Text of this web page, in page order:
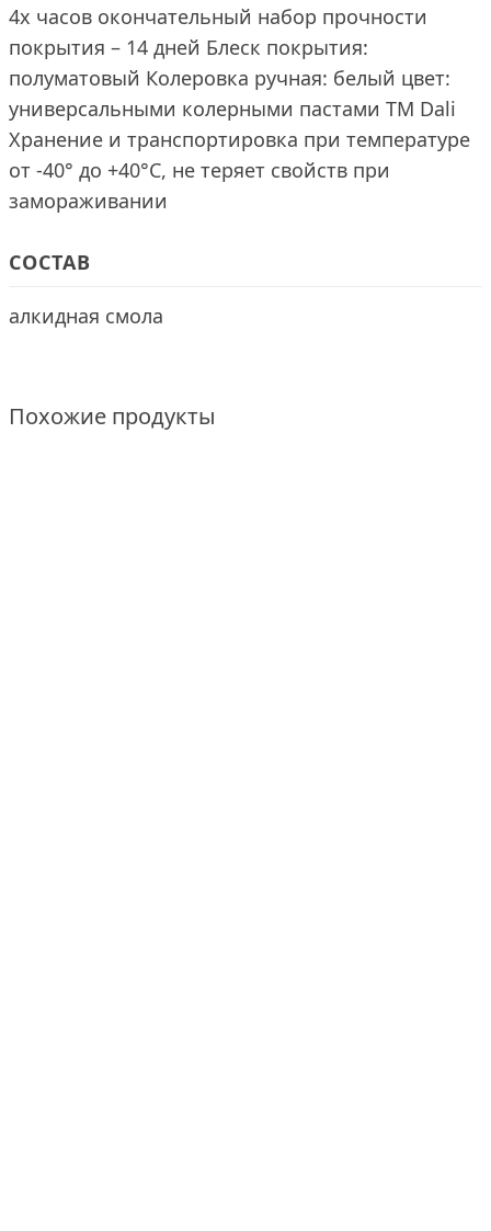
4х часов окончательный набор прочности
покрытия – 14 дней Блеск покрытия:
полуматовый Колеровка ручная: белый цвет:
универсальными колерными пастами ТМ Dali
Хранение и транспортировка при температуре
от -40° до +40°С, не теряет свойств при
замораживании
СОСТАВ
алкидная смола
Похожие продукты